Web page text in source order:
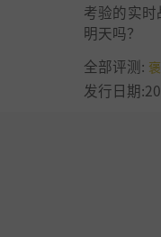
考验的实
明天吗？
全部评测:
发行日期